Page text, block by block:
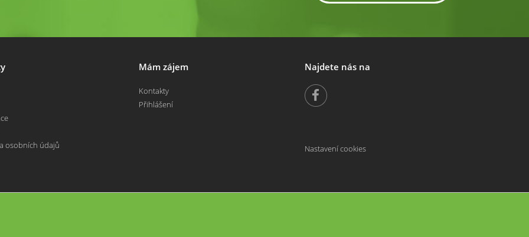
osobních údajů
Mám zájem
Kontakty
Přihlášení
Najdete nás na
Nastavení cookies